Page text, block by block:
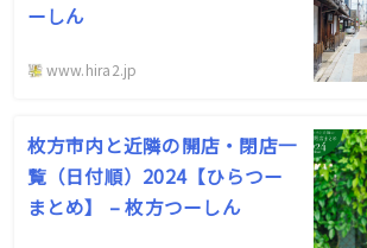
ーしん
www.hira2.jp
枚方市内と近隣の開店・閉店一
覧（日付順）2024【ひらつー
まとめ】 – 枚方つーしん